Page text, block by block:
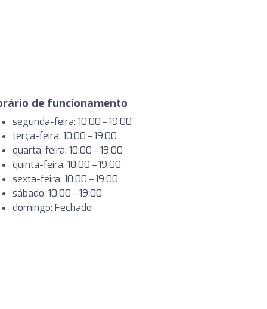
de funcionamento
segunda-feira: 10:00 – 19:00
terça-feira: 10:00 – 19:00
quarta-feira: 10:00 – 19:00
quinta-feira: 10:00 – 19:00
sexta-feira: 10:00 – 19:00
sábado: 10:00 – 19:00
domingo: Fechado